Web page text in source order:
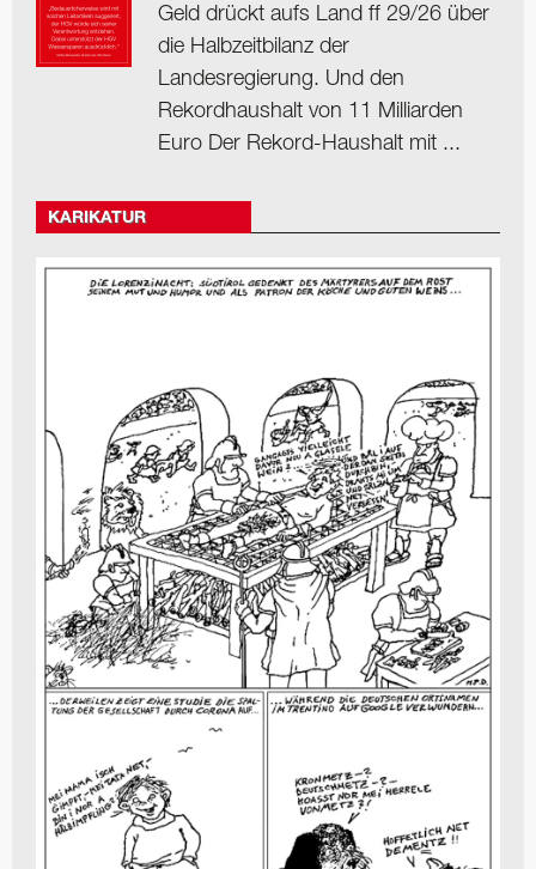
Geld drückt aufs Land ff 29/26 über
die Halbzeitbilanz der
Landesregierung. Und den
Rekordhaushalt von 11 Milliarden
Euro Der Rekord-Haushalt mit ...
KARIKATUR